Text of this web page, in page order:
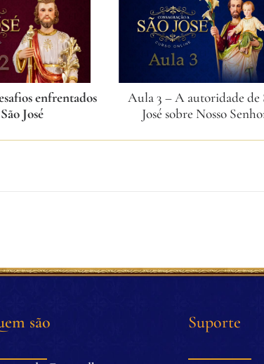
enfrentados
José
Aula 3 – A autoridade de
José sobre Nosso
são Suporte